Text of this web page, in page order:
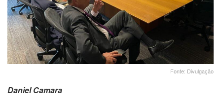
Fonte: Divulgação
Daniel Camara